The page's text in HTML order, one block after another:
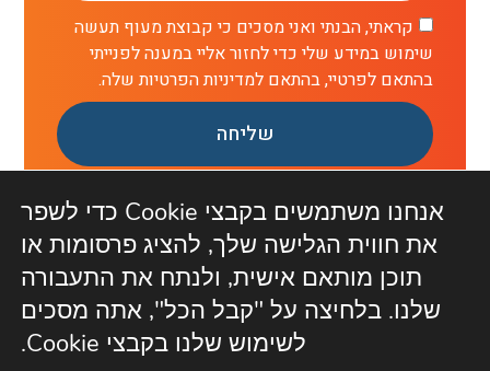
קראתי, הבנתי ואני מסכים כי קבוצת מעוף תעשה
שימוש במידע שלי כדי לחזור אליי במענה לפנייתי
בהתאם לפרטיי, בהתאם למדיניות הפרטיות שלה.
שליחה
השירות פעיל בנתב"ג ב-10 השנים האחרונות ושירת עשרות אלפי
לקוחות מרוצים
אנחנו משתמשים בקבצי Cookie כדי לשפר
את חווית הגלישה שלך, להציג פרסומות או
תוכן מותאם אישית, ולנתח את התעבורה
שלנו. בלחיצה על "קבל הכל", אתה מסכים
לשימוש שלנו בקבצי Cookie.